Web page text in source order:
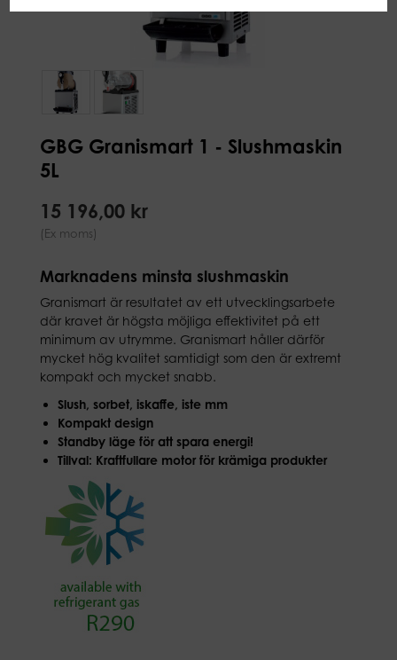
GBG Granismart 1 - Slushmaskin
5L
15 196,00 kr
(Ex moms)
Marknadens minsta slushmaskin
Granismart är resultatet av ett utvecklingsarbete
där kravet är högsta möjliga effektivitet på ett
minimum av utrymme. Granismart håller därför
mycket hög kvalitet samtidigt som den är extremt
kompakt och mycket snabb.
Slush, sorbet, iskaffe, iste mm
Kompakt design
Standby läge för att spara energi!
Tillval: Kraftfullare motor för krämiga produkter